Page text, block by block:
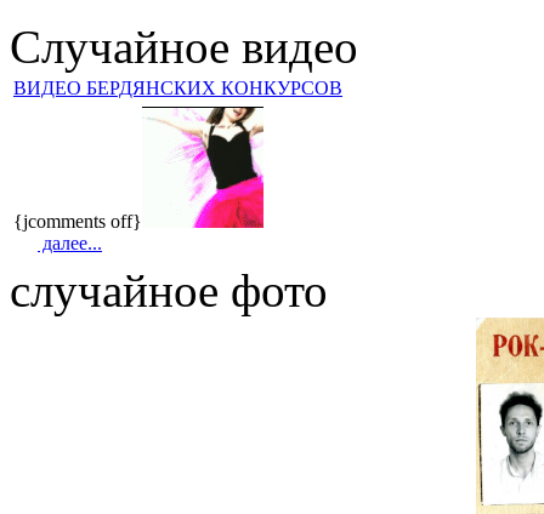
Случайное видео
ВИДЕО БЕРДЯНСКИХ КОНКУРСОВ
{jcomments off}
далее...
случайное фото